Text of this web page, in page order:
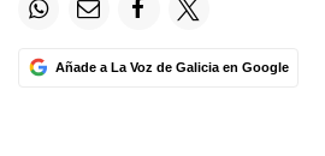
Añade a La Voz de Galicia en Google